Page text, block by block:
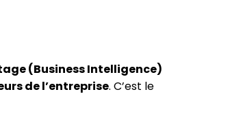
(Business Intelligence)
de l’entreprise. C’est le